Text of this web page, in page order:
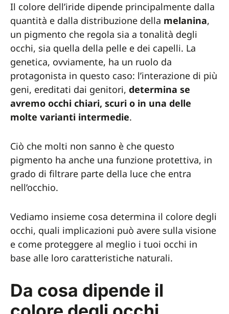
Il colore dell’iride dipende principalmente dalla
quantità e dalla distribuzione della melanina,
un pigmento che regola sia a tonalità degli
occhi, sia quella della pelle e dei capelli. La
genetica, ovviamente, ha un ruolo da
protagonista in questo caso: l’interazione di più
geni, ereditati dai genitori, determina se
avremo occhi chiari, scuri o in una delle
molte varianti intermedie.
Ciò che molti non sanno è che questo
pigmento ha anche una funzione protettiva, in
grado di filtrare parte della luce che entra
nell’occhio.
Vediamo insieme cosa determina il colore degli
occhi, quali implicazioni può avere sulla visione
e come proteggere al meglio i tuoi occhi in
base alle loro caratteristiche naturali.
Da cosa dipende il